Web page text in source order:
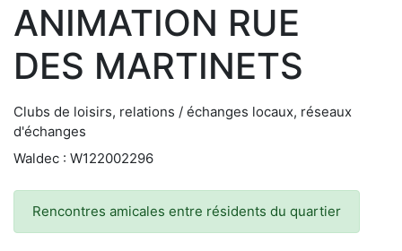
ANIMATION RUE
DES MARTINETS
Clubs de loisirs, relations / échanges locaux, réseaux
d'échanges
Waldec : W122002296
Rencontres amicales entre résidents du quartier